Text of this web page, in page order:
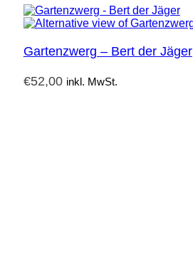
Gartenzwerg – Bert der Jäger
€52,00 inkl. MwSt.